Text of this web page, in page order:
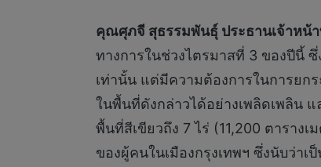
คุณศุภจี สุธรรมพันธุ์ ประธานเจ้าหน้
ทางการในช่วงไตรมาสที่ 3 ของปีนี้
เท่านั้น แต่มีความต้องการในการยก
ในพื้นที่ดังกล่าวได้อย่างเพลิดเพลิน
พื้นที่สีเขียวถึง 7 ไร่ (11,200 ตาราง
ของผู้คนในเมืองกรุงเทพฯ ซึ่งนับว่า